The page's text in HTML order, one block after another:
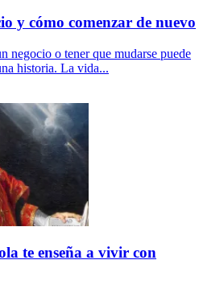
y cómo comenzar de nuevo
negocio o tener que mudarse puede
historia. La vida...
te enseña a vivir con